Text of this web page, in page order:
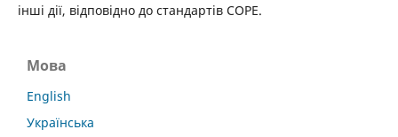
інші дії, відповідно до стандартів COPE.
Мова
English
Українська